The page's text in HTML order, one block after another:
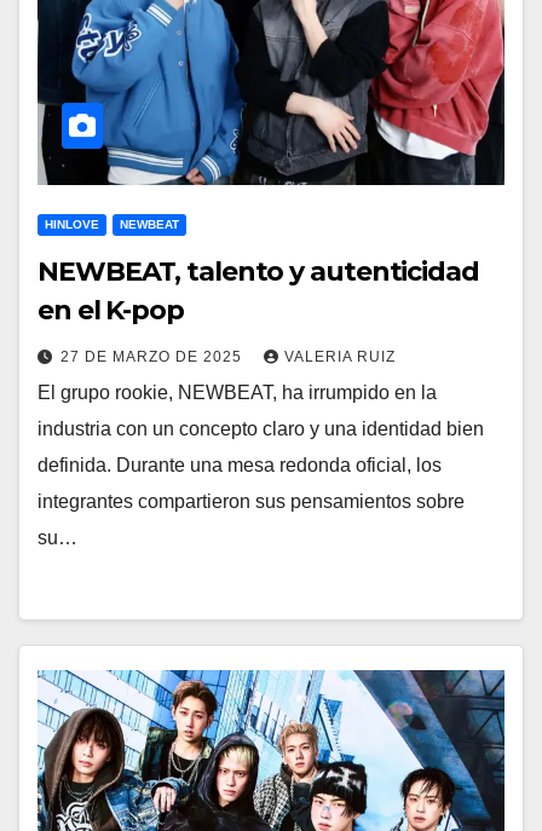
HINLOVE NEWBEAT
NEWBEAT, talento y autenticidad
en el K-pop
27 DE MARZO DE 2025 VALERIA RUIZ
El grupo rookie, NEWBEAT, ha irrumpido en la
industria con un concepto claro y una identidad bien
definida. Durante una mesa redonda oficial, los
integrantes compartieron sus pensamientos sobre
su…